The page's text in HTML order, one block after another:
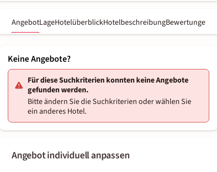
AngebotLageHotelüberblickHotelbeschreibungBewertungen
Angebot individuell anpassen
Keine Angebote?
Für diese Suchkriterien konnten keine Angebote
gefunden werden.
Bitte ändern Sie die Suchkriterien oder wählen Sie
ein anderes Hotel.